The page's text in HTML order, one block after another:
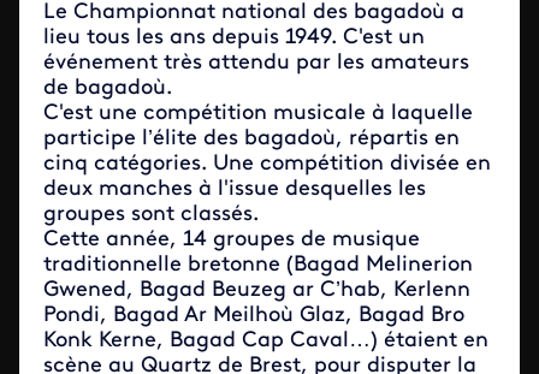
Le Championnat national des bagadoù a
lieu tous les ans depuis 1949. C'est un
événement très attendu par les amateurs
de bagadoù.
C'est une compétition musicale à laquelle
participe l’élite des bagadoù, répartis en
cinq catégories. Une compétition divisée en
deux manches à l'issue desquelles les
groupes sont classés.
Cette année, 14 groupes de musique
traditionnelle bretonne (Bagad Melinerion
Gwened, Bagad Beuzeg ar C’hab, Kerlenn
Pondi, Bagad Ar Meilhoù Glaz, Bagad Bro
Konk Kerne, Bagad Cap Caval…) étaient en
scène au Quartz de Brest, pour disputer la